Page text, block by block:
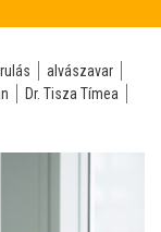
alvászavar
Dr. Tisza Tímea